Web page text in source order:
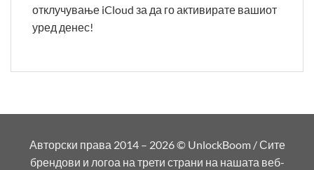
отклучување iCloud за да го активирате вашиот
уред денес!
Авторски права 2014 – 2026 © UnlockBoom / Сите
брендови и логоа на трети страни на нашата веб-